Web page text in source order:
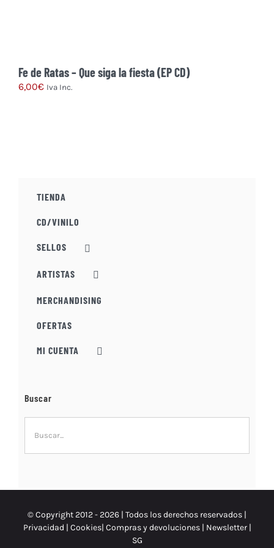
Fe de Ratas – Que siga la fiesta (EP CD)
6,00€ Iva Inc.
TIENDA
CD/VINILO
SELLOS
ARTISTAS
MERCHANDISING
OFERTAS
MI CUENTA
Buscar
© Copyright 2012 -2026 | Todos los derechos reservados |
Privacidad | Cookies| Compras y devoluciones| Newsletter |
SG